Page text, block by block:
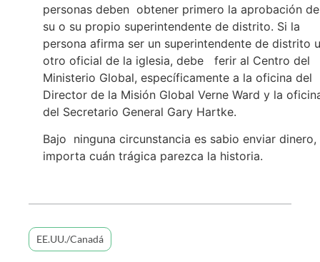
personas deben obtener primero la aprobación de
su o su propio superintendente de distrito. Si la
persona afirma ser un superintendente de distrito u
otro oficial de la iglesia, debe ferir al Centro del
Ministerio Global, específicamente a la oficina del
Director de la Misión Global Verne Ward y la
del Secretario General Gary Hartke.
Bajo ninguna circunstancia es sabio enviar dinero,
importa cuán trágica parezca la historia.
EE.UU./Canadá